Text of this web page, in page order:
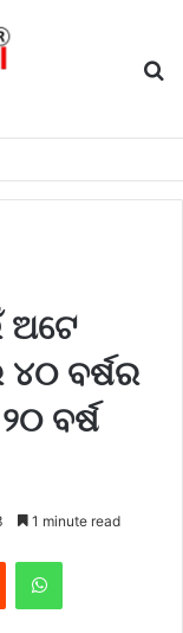
ଅଟେ
୪୦ ବର୍ଷର
ବର୍ଷ
1 minute read
Reddit WhatsApp